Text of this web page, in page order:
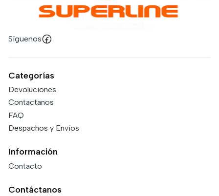
Síguenos
Categorías
Devoluciones
Contactanos
FAQ
Despachos y Envíos
Información
Contacto
Contáctanos